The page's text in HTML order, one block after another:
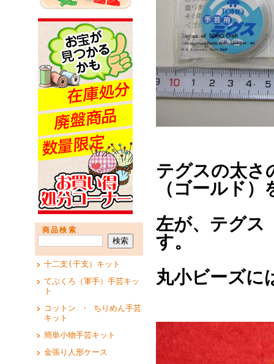
商品検索
十二支(干支）キット
てぶくろ（軍手）手芸キッ
ト
コットン ・ ちりめん手芸
キット
簡単小物手芸キット
金張り人形ケース
テグスの太
（ゴールド
左が、テグ
す。
丸小ビーズに